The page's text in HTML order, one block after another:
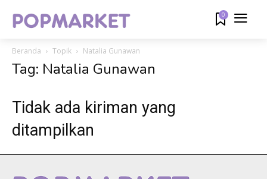
0
Beranda Topik Natalia Gunawan
Tag: Natalia Gunawan
Tidak ada kiriman yang
ditampilkan